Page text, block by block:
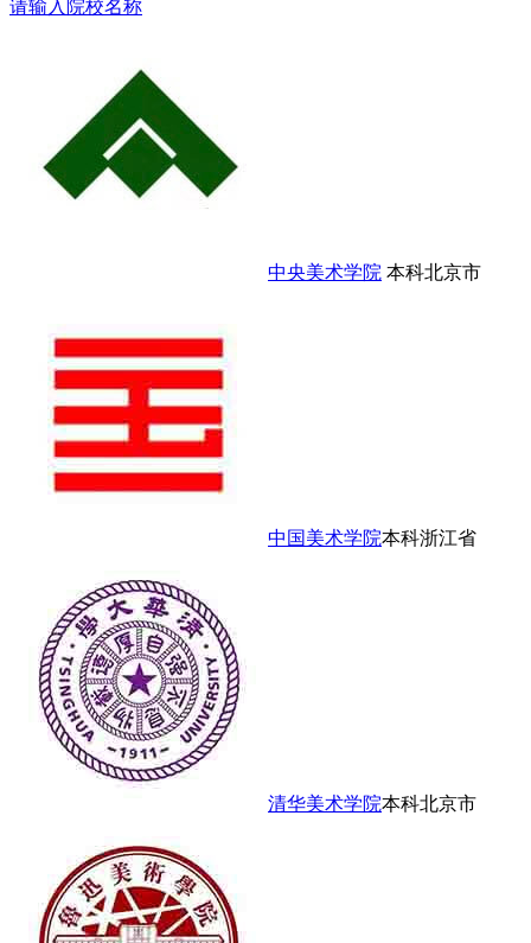
请输入院校名称
中央美术学院 本科北京市
中国美术学院本科浙江省
清华美术学院本科北京市